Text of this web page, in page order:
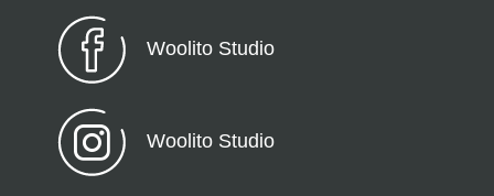
Woolito Studio
Woolito Studio